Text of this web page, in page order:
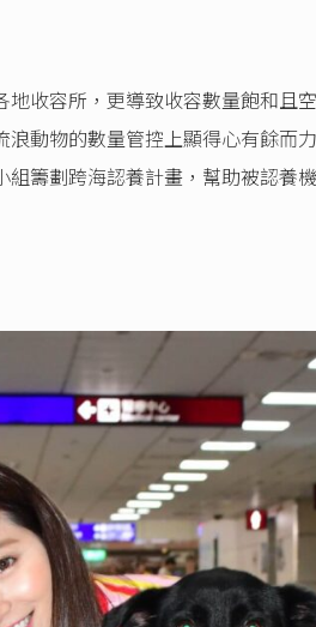
收容所，更導致收容數量飽和且
動物的數量管控上顯得心有餘而
籌劃跨海認養計畫，幫助被認養